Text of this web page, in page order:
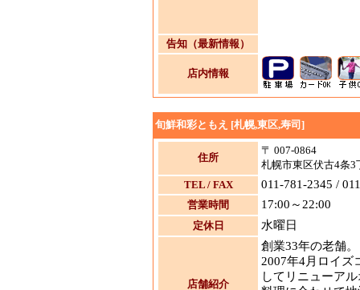
告知（最新情報）
店内情報
旬鮮和彩ともえ [札幌,東区,寿司]
住所
〒 007-0864
札幌市東区伏古4条3
TEL / FAX
011-781-2345 /
営業時間 17:00～22:00
定休日 水曜日
店舗紹介
創業33年の老舗。
2007年4月ロイズ
してリニューア